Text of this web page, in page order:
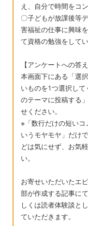
え、自分で時間をコ
〇子どもが放課後等
害福祉の仕事に興味
て資格の勉強をして
【アンケートへの答え
本画面下にある「選
いものを1つ選択し
のテーマに投稿する
せください。
※「数行だけの短いコ
いうモヤモヤ」だけ
どは気にせず、お気
い。
お寄せいただいたエ
部が作成する記事に
しくは読者体験談と
ていただきます。